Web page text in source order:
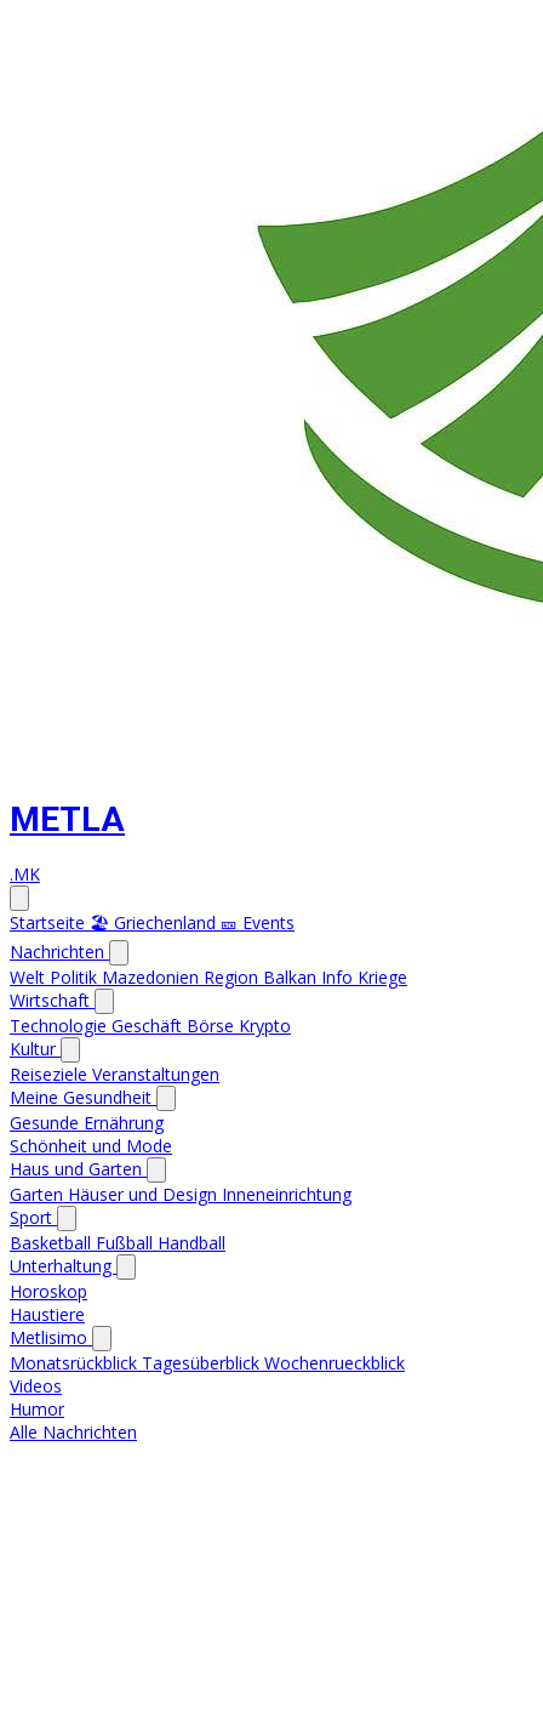
METLA
.MK
Startseite 🏖️ Griechenland 🎫 Events
Nachrichten
Welt Politik Mazedonien Region Balkan Info Kriege
Wirtschaft
Technologie Geschäft Börse Krypto
Kultur
Reiseziele Veranstaltungen
Meine Gesundheit
Gesunde Ernährung
Schönheit und Mode
Haus und Garten
Garten Häuser und Design Inneneinrichtung
Sport
Basketball Fußball Handball
Unterhaltung
Horoskop
Haustiere
Metlisimo
Monatsrückblick Tagesüberblick Wochenrueckblick
Videos
Humor
Alle Nachrichten